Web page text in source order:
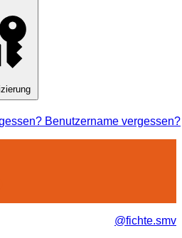
Benutzername vergessen?
@fichte.smv